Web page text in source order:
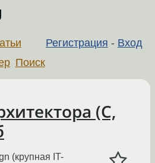
Регистрация - Вход
Поиск
(C,
(крупная IT-